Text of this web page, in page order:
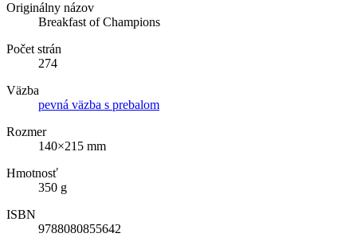
Originálny názov
Breakfast of Champions
Počet strán
274
Väzba
pevná väzba s prebalom
Rozmer
140×215 mm
Hmotnosť
350 g
ISBN
9788080855642